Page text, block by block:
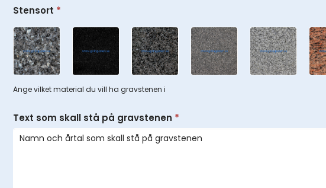
Stensort *
Ange vilket material du vill ha gravstenen i
Text som skall stå på gravstenen *